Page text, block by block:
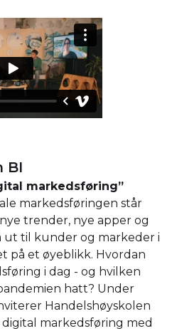
BI
markedsføring”
markedsføringen står
trender, nye apper og
ut til kunder og markeder i
på et øyeblikk. Hvordan
i dag - og hvilken
hatt? Under
Handelshøyskolen
markedsføring med